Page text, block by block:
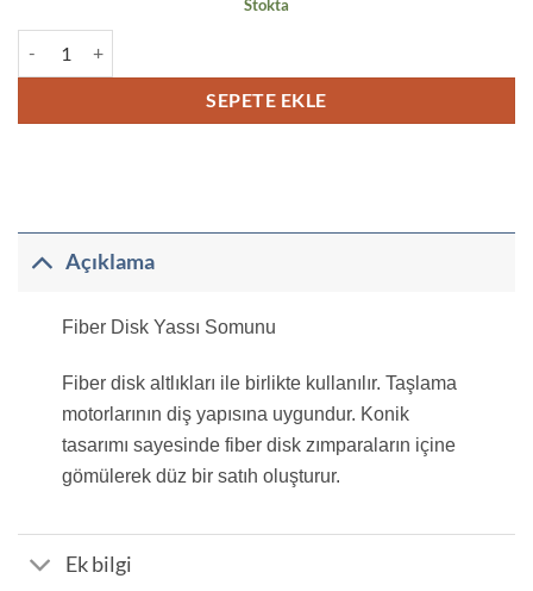
Stokta
SEPETE EKLE
Açıklama
Fiber Disk Yassı Somunu
Fiber disk altlıkları ile birlikte kullanılır. Taşlama
motorlarının diş yapısına uygundur. Konik
tasarımı sayesinde fiber disk zımparaların içine
gömülerek düz bir satıh oluşturur.
Ek bilgi